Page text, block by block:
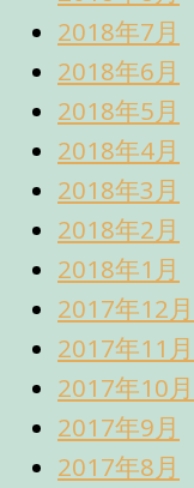
2018年7月
2018年6月
2018年5月
2018年4月
2018年3月
2018年2月
2018年1月
2017年12月
2017年11月
2017年10月
2017年9月
2017年8月